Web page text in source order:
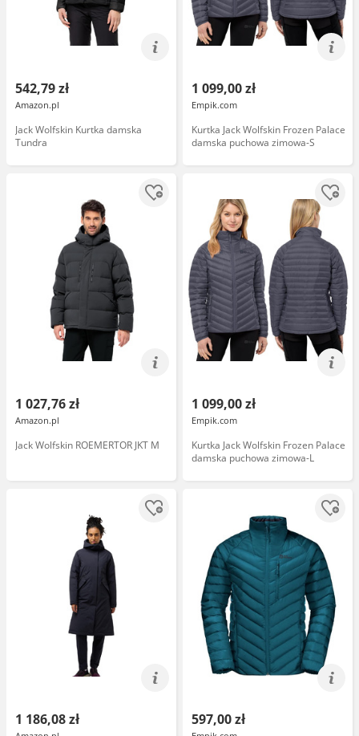
542,79 zł
Amazon.pl
Jack Wolfskin Kurtka damska
Tundra
1 099,00 zł
Empik.com
Kurtka Jack Wolfskin Frozen Palace
damska puchowa zimowa-S
1 027,76 zł
Amazon.pl
Jack Wolfskin ROEMERTOR JKT M
1 099,00 zł
Empik.com
Kurtka Jack Wolfskin Frozen Palace
damska puchowa zimowa-L
1 186,08 zł 597,00 zł